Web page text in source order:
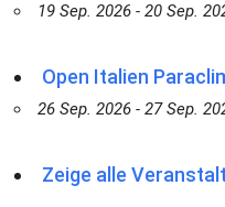
19 Sep. 2026 - 20 Sep.
Open Italien
26 Sep. 2026 - 27 Sep.
Zeige alle